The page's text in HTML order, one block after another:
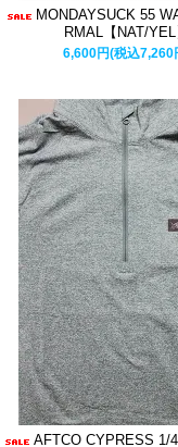
MONDAYSUCK 55
RMAL【NAT/YEL
6,600円(税込7,260
AFTCO CYPRESS 1/